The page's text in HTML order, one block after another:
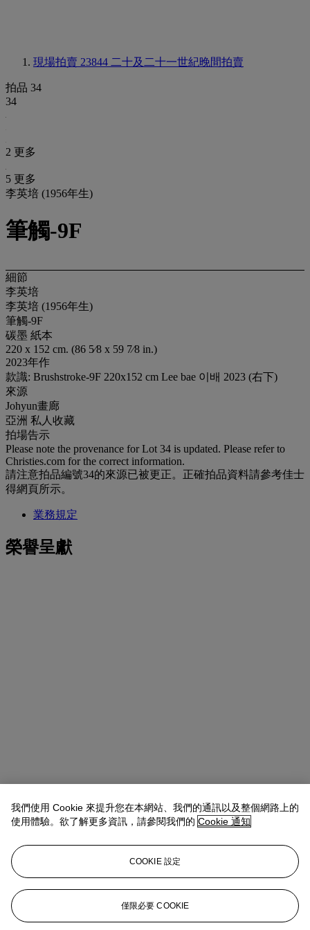
現場拍賣 23844 二十及二十一世紀晚間拍賣
拍品 34
34
2 更多
5 更多
李英培 (1956年生)
筆觸-9F
細節
李英培
李英培 (1956年生)
筆觸-9F
碳墨 紙本
220 x 152 cm. (86 5⁄8 x 59 7⁄8 in.)
2023年作
款識: Brushstroke-9F 220x152 cm Lee bae 이배 2023 (右下)
來源
Johyun畫廊
亞洲 私人收藏
拍場告示
Please note the provenance for Lot 34 is updated. Please refer to
Christies.com for the correct information.
請注意拍品編號34的來源已被更正。正確拍品資料請參考佳士
得網頁所示。
業務規定
榮譽呈獻
Arco YuAssociate Vice President, Co-Head of Evening Sale,
20/21st Century Art, Asia Pacific
ArcoYu@christies.com
我們使用 Cookie 來提升您在本網站、我們的通訊以及整個網路上的
使用體驗。欲了解更多資訊，請參閱我們的 Cookie 通知
COOKIE 設定
僅限必要 COOKIE